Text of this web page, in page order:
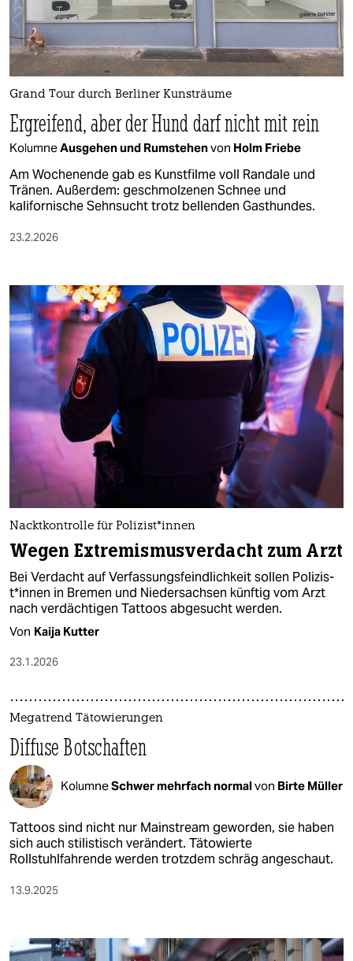
nord
wahrheit
verlag
veranstaltungen
shop
fragen & hilfe
abo
genossenschaft
epaper login
Grand Tour durch Berliner Kunsträume
Ergreifend, aber der Hund darf nicht mit rein
KolumneAusgehen und Rumstehenvon Holm Friebe
Am Wochenende gab es Kunstfilme voll Randale und
Tränen. Außerdem: geschmolzenen Schnee und
kalifornische Sehnsucht trotz bellenden Gasthundes.
23.2.2026
Nacktkontrolle für Po­li­zis­t*in­nen
Wegen Extremismusverdacht zum Arzt
Bei Verdacht auf Verfassungsfeindlichkeit sollen Po­li­zis­
t*in­nen in Bremen und Niedersachsen künftig vom Arzt
nach verdächtigen Tattoos abgesucht werden.
Von Kaija Kutter
23.1.2026
Megatrend Tätowierungen
Diffuse Botschaften
KolumneSchwer mehrfach normalvon Birte Müller
Tattoos sind nicht nur Mainstream geworden, sie haben
sich auch stilistisch verändert. Tätowierte
Rollstuhlfahrende werden trotzdem schräg angeschaut.
13.9.2025